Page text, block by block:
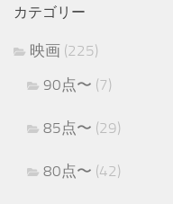
カテゴリー
映画 (225)
90点〜 (7)
85点〜 (29)
80点〜 (42)